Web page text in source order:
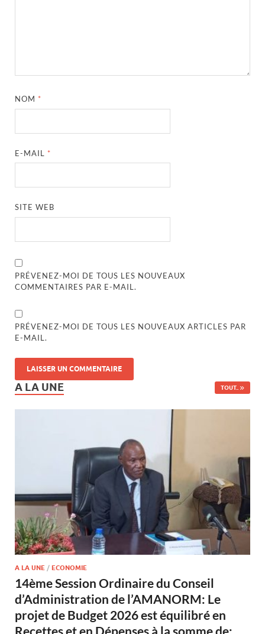
NOM *
E-MAIL *
SITE WEB
PRÉVENEZ-MOI DE TOUS LES NOUVEAUX
COMMENTAIRES PAR E-MAIL.
PRÉVENEZ-MOI DE TOUS LES NOUVEAUX ARTICLES PAR
E-MAIL.
A LA UNE TOUT..
A LA UNE / ECONOMIE
14ème Session Ordinaire du Conseil
d’Administration de l’AMANORM: Le
projet de Budget 2026 est équilibré en
Recettes et en Dépenses à la somme de: